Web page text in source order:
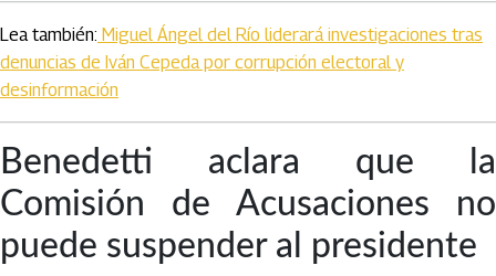
Lea también: Miguel Ángel del Río liderará investigaciones tras
denuncias de Iván Cepeda por corrupción electoral y
desinformación
Benedetti aclara que la
Comisión de Acusaciones no
puede suspender al presidente